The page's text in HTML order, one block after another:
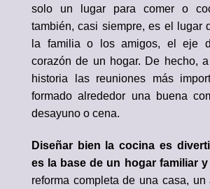
solo un lugar para comer o
también, casi siempre, es el lugar
la familia o los amigos, el eje
corazón de un hogar. De hecho,
historia las reuniones más
formado alrededor una buena
desayuno o cena.
Diseñar bien la cocina es
es la base de un hogar familiar
reforma completa de una casa, un